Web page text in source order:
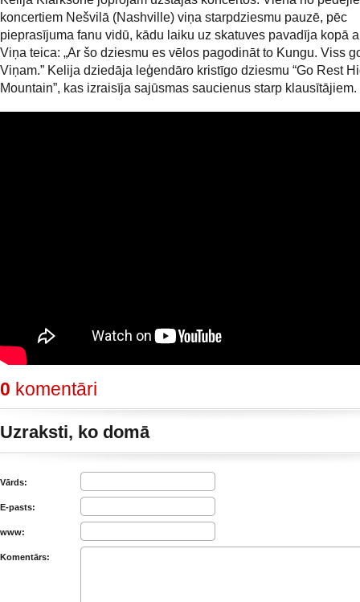
koncertiem Nešvilā (Nashville) viņa starpdziesmu pauzē, pēc
pieprasījuma fanu vidū, kādu laiku uz skatuves pavadīja kopā
Viņa teica: „Ar šo dziesmu es vēlos pagodināt to Kungu. Viss
Viņam.” Kelija dziedāja leģendāro kristīgo dziesmu “Go Rest
Mountain”, kas izraisīja sajūsmas saucienus starp klausītājiem.
0 komentāri
Uzraksti, ko domā
Vārds:
E-pasts:
www:
Komentārs: